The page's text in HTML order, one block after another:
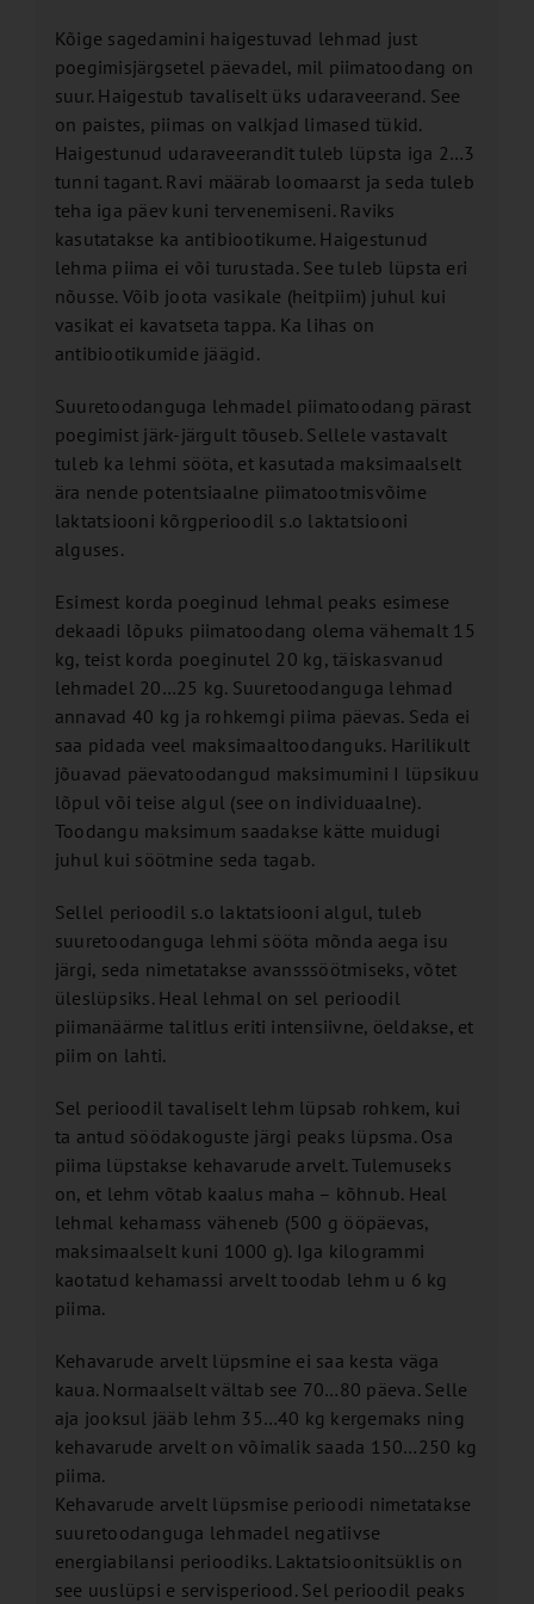
Kõige sagedamini haigestuvad lehmad just
poegimisjärgsetel päevadel, mil piimatoodang on
suur. Haigestub tavaliselt üks udaraveerand. See
on paistes, piimas on valkjad limased tükid.
Haigestunud udaraveerandit tuleb lüpsta iga 2…3
tunni tagant. Ravi määrab loomaarst ja seda tuleb
teha iga päev kuni tervenemiseni. Raviks
kasutatakse ka antibiootikume. Haigestunud
lehma piima ei või turustada. See tuleb lüpsta eri
nõusse. Võib joota vasikale (heitpiim) juhul kui
vasikat ei kavatseta tappa. Ka lihas on
antibiootikumide jäägid.
Suuretoodanguga lehmadel piimatoodang pärast
poegimist järk-järgult tõuseb. Sellele vastavalt
tuleb ka lehmi sööta, et kasutada maksimaalselt
ära nende potentsiaalne piimatootmisvõime
laktatsiooni kõrgperioodil s.o laktatsiooni
alguses.
Esimest korda poeginud lehmal peaks esimese
dekaadi lõpuks piimatoodang olema vähemalt 15
kg, teist korda poeginutel 20 kg, täiskasvanud
lehmadel 20…25 kg. Suuretoodanguga lehmad
annavad 40 kg ja rohkemgi piima päevas. Seda ei
saa pidada veel maksimaaltoodanguks. Harilikult
jõuavad päevatoodangud maksimumini I lüpsikuu
lõpul või teise algul (see on individuaalne).
Toodangu maksimum saadakse kätte muidugi
juhul kui söötmine seda tagab.
Sellel perioodil s.o laktatsiooni algul, tuleb
suuretoodanguga lehmi sööta mõnda aega isu
järgi, seda nimetatakse avansssöötmiseks, võtet
üleslüpsiks. Heal lehmal on sel perioodil
piimanäärme talitlus eriti intensiivne, öeldakse, et
piim on lahti.
Sel perioodil tavaliselt lehm lüpsab rohkem, kui
ta antud söödakoguste järgi peaks lüpsma. Osa
piima lüpstakse kehavarude arvelt. Tulemuseks
on, et lehm võtab kaalus maha – kõhnub. Heal
lehmal kehamass väheneb (500 g ööpäevas,
maksimaalselt kuni 1000 g). Iga kilogrammi
kaotatud kehamassi arvelt toodab lehm u 6 kg
piima.
Kehavarude arvelt lüpsmine ei saa kesta väga
kaua. Normaalselt vältab see 70…80 päeva. Selle
aja jooksul jääb lehm 35…40 kg kergemaks ning
kehavarude arvelt on võimalik saada 150…250 kg
piima.
Kehavarude arvelt lüpsmise perioodi nimetatakse
suuretoodanguga lehmadel negatiivse
energiabilansi perioodiks. Laktatsioonitsüklis on
see uuslüpsi e servisperiood. Sel perioodil peaks